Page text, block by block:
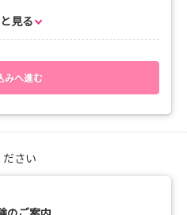
を予定しています。
00（祝日不可）
なミーティングIDやパスコー
用応募を考えている方でも、話
見る
みへ進む
さい